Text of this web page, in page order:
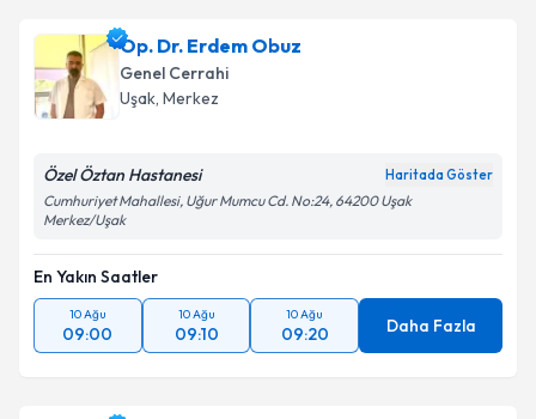
Op. Dr. Erdem Obuz
Genel Cerrahi
Uşak, Merkez
Özel Öztan Hastanesi Haritada Göster
Cumhuriyet Mahallesi, Uğur Mumcu Cd. No:24, 64200 Uşak
Merkez/Uşak
En Yakın Saatler
10 Ağu
09:00
10 Ağu
09:10
10 Ağu
09:20 Daha Fazla